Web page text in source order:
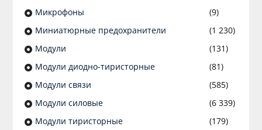
Микрофоны
(9)
Миниатюрные предохранители
(1 230)
Модули
(131)
Модули диодно-тиристорные
(81)
Модули связи
(585)
Модули силовые
(6 339)
Модули тиристорные
(179)